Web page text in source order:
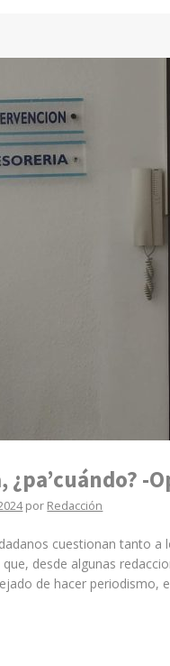
¿pa’cuándo? -
por Redacción
cuestionan tanto
desde algunas
de hacer periodismo,